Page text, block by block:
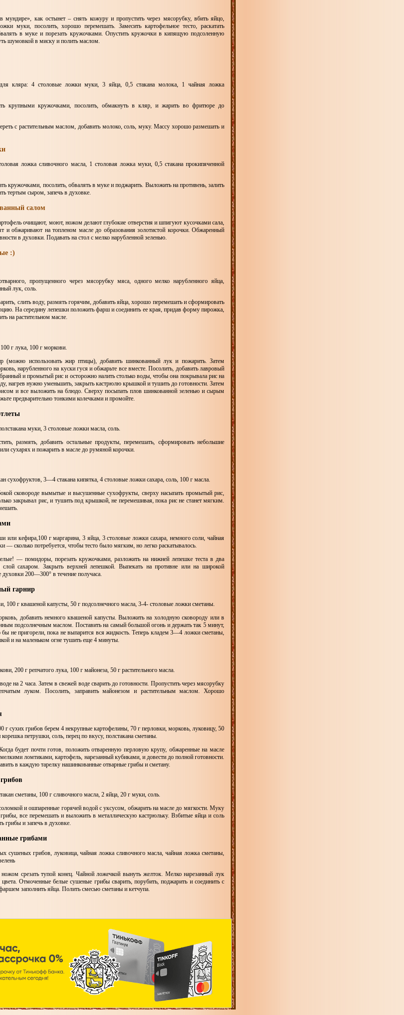
мундире», как остынет – снять кожуру и пропустить через мясорубку, вбить яйцо,
муки, посолить, хорошо перемешать. Замесить картофельное тесто, раскатать
в муке и порезать кружочками. Опустить кружочки в кипящую подсоленную
шумовкой в миску и полить маслом.
кляра: 4 столовые ложки муки, 3 яйца, 0,5 стакана молока, 1 чайная ложка
крупными кружочками, посолить, обмакнуть в кляр, и жарить во фритюре до
с растительным маслом, добавить молоко, соль, муку. Массу хорошо размешать и
ложка сливочного масла, 1 столовая ложка муки, 0,5 стакана прокипяченной
кружочками, посолить, обвалять в муке и поджарить. Выложить на противень, залить
тертым сыром, запечь в духовке.
салом
очищают, моют, ножом делают глубокие отверстия и шпигуют кусочками сала,
и обжаривают на топленом масле до образования золотистой корочки. Обжаренный
в духовки. Подавать на стол с мелко нарубленной зеленью.
:)
пропущенного через мясорубку мяса, одного мелко нарубленного яйца,
лук, соль.
слить воду, размять горячим, добавить яйца, хорошо перемешать и сформировать
На середину лепешки положить фарш и соединить ее края, придав форму пирожка,
на растительном масле.
г лука, 100 г моркови.
(можно использовать жир птицы), добавить шинкованный лук и пожарить. Затем
нарубленного на куски гуся и обжарьте все вместе. Посолить, добавить лавровый
и промытый рис и осторожно налить столько воды, чтобы она покрывала рис на
нагрев нужно уменьшить, закрыть кастрюлю крышкой и тушить до готовности. Затем
и все выложить на блюдо. Сверху посыпать плов шинкованной зеленью и сырым
предварительно тонкими колечками и промойте.
муки, 3 столовые ложки масла, соль.
размять, добавить остальные продукты, перемешать, сформировать небольшие
сухарях и пожарить в масле до румяной корочки.
сухофруктов, 3—4 стакана кипятка, 4 столовые ложки сахара, соль, 100 г масла.
сковороде вымытые и высушенные сухофрукты, сверху насыпать промытый рис,
закрывал рис, и тушить под крышкой, не перемешивая, пока рис не станет мягким.
или кефира,100 г маргарина, 3 яйца, 3 столовые ложки сахара, немного соли, чайная
— сколько потребуется, чтобы тесто было мягким, но легко раскатывалось.
— помидоры, порезать кружочками, разложить на нижней лепешке теста в два
слой сахаром. Закрыть верхней лепешкой. Выпекать на противне или на широкой
духовки 200—300° в течение получаса.
гарнир
100 г квашеной капусты, 50 г подсолнечного масла, 3-4- столовые ложки сметаны.
добавить немного квашеной капусты. Выложить на холодную сковороду или в
подсолнечным маслом. Поставить на самый большой огонь и держать так 5 минут,
не пригорели, пока не выпарится вся жидкость. Теперь кладем 3—4 ложки сметаны,
и на маленьком огне тушить еще 4 минуты.
200 г репчатого лука, 100 г майонеза, 50 г растительного масла.
на 2 часа. Затем в свежей воде сварить до готовности. Пропустить через мясорубку
луком. Посолить, заправить майонезом и растительным маслом. Хорошо
г сухих грибов берем 4 некрупные картофелины, 70 г перловки, морковь, луковицу, 50
петрушки, соль, перец по вкусу, полстакана сметаны.
будет почти готов, положить отваренную перловую крупу, обжаренные на масле
ломтиками, картофель, нарезанный кубиками, и довести до полной готовности.
в каждую тарелку нашинкованные отварные грибы и сметану.
сметаны, 100 г сливочного масла, 2 яйца, 20 г муки, соль.
и ошпаренные горячей водой с уксусом, обжарить на масле до мягкости. Муку
все перемешать и выложить в металлическую кастрюльку. Взбитые яйца и соль
грибы и запечь в духовке.
грибами
сушеных грибов, луковица, чайная ложка сливочного масла, чайная ложка сметаны,
срезать тупой конец. Чайной ложечкой вынуть желток. Мелко нарезанный лук
цвета. Отмоченные белые сушеные грибы сварить, порубить, поджарить и соединить с
заполнить яйца. Полить смесью сметаны и кетчупа.